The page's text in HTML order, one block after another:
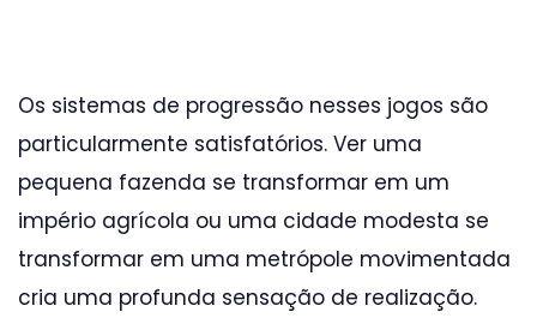
Os sistemas de progressão nesses jogos são
particularmente satisfatórios. Ver uma
pequena fazenda se transformar em um
império agrícola ou uma cidade modesta se
transformar em uma metrópole movimentada
cria uma profunda sensação de realização.